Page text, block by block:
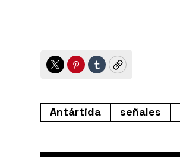
TwitterPinterest
TumblrCopy
Antártida señales